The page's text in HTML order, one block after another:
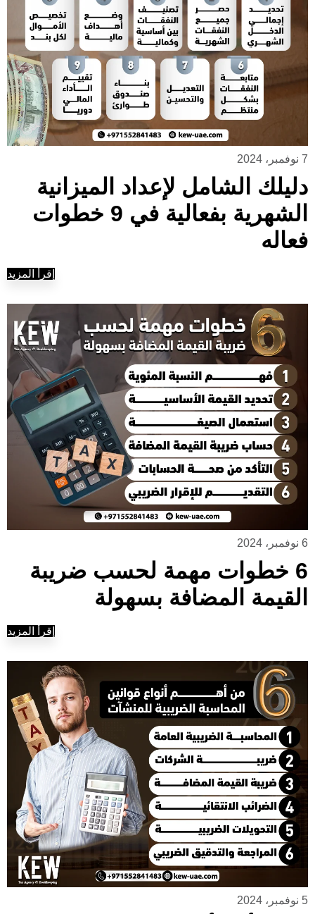
7 نوفمبر، 2024
دليلك الشامل لإعداد الميزانية
الشهرية بفعالية في 9 خطوات
فعاله
إقرأ المزيد
6 نوفمبر، 2024
6 خطوات مهمة لحسب ضريبة
القيمة المضافة بسهولة
إقرأ المزيد
5 نوفمبر، 2024